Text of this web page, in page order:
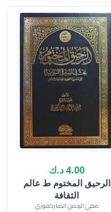
4.00 د.ك
الرحيق المختوم ط عالم
الثقافة
صفي الرحمن المباركفوري